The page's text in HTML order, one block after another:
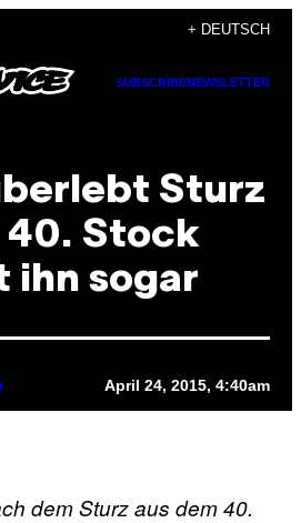
+ DEUTSCH
SUBSCRIBENEWSLETTER
Sturz
40. Stock
ihn sogar
April 24, 2015, 4:40am
dem Sturz aus dem 40.